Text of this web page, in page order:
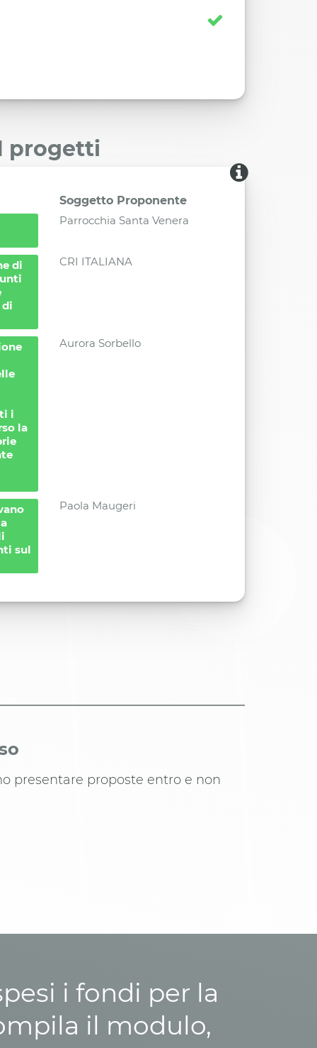
progetti
Soggetto Proponente
Parrocchia Santa Venera
di
CRI ITALIANA
i
la
Aurora Sorbello
sul
Paola Maugeri
presentare proposte entro e non
i fondi per la
il modulo,